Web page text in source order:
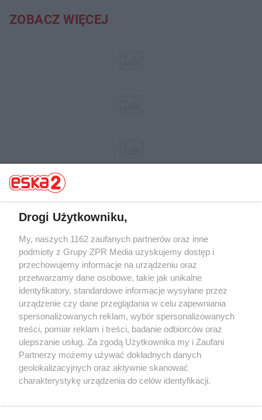
ZOBACZ WIĘCEJ
Żaden utwór zamieszczony w serwisie nie może być powielany i
rozpowszechniany lub dalej rozpowszechniany w jakikolwiek sposób (w
tym także elektroniczny lub mechaniczny) na jakimkolwiek polu
eksploatacji w jakiejkolwiek formie, włącznie z umieszczaniem w
Internecie bez pisemnej zgody właściciela praw. Jakiekolwiek użycie lub
wykorzystanie utworów w całości lub w części z naruszeniem prawa,
tzn. bez właściwej zgody, jest zabronione pod groźbą kary i może być
ścigane prawnie.
Drogi Użytkowniku,
My, naszych 1162 zaufanych partnerów oraz inne
podmioty z Grupy ZPR Media uzyskujemy dostęp i
przechowujemy informacje na urządzeniu oraz
przetwarzamy dane osobowe, takie jak unikalne
identyfikatory, standardowe informacje wysyłane przez
urządzenie czy dane przeglądania w celu zapewniania
spersonalizowanych reklam, wybór spersonalizowanych
treści, pomiar reklam i treści, badanie odbiorców oraz
ulepszanie usług. Za zgodą Użytkownika my i Zaufani
Partnerzy możemy używać dokładnych danych
geolokalizacyjnych oraz aktywnie skanować
charakterystykę urządzenia do celów identyfikacji.